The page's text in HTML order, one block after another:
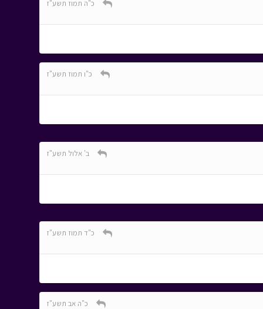
כ"ה תמוז תשע"ז
כ"ו תמוז תשע"ז
ב' אלול תשע"ז
כ"ד תמוז תשע"ז
כ"ה אב תשע"ז